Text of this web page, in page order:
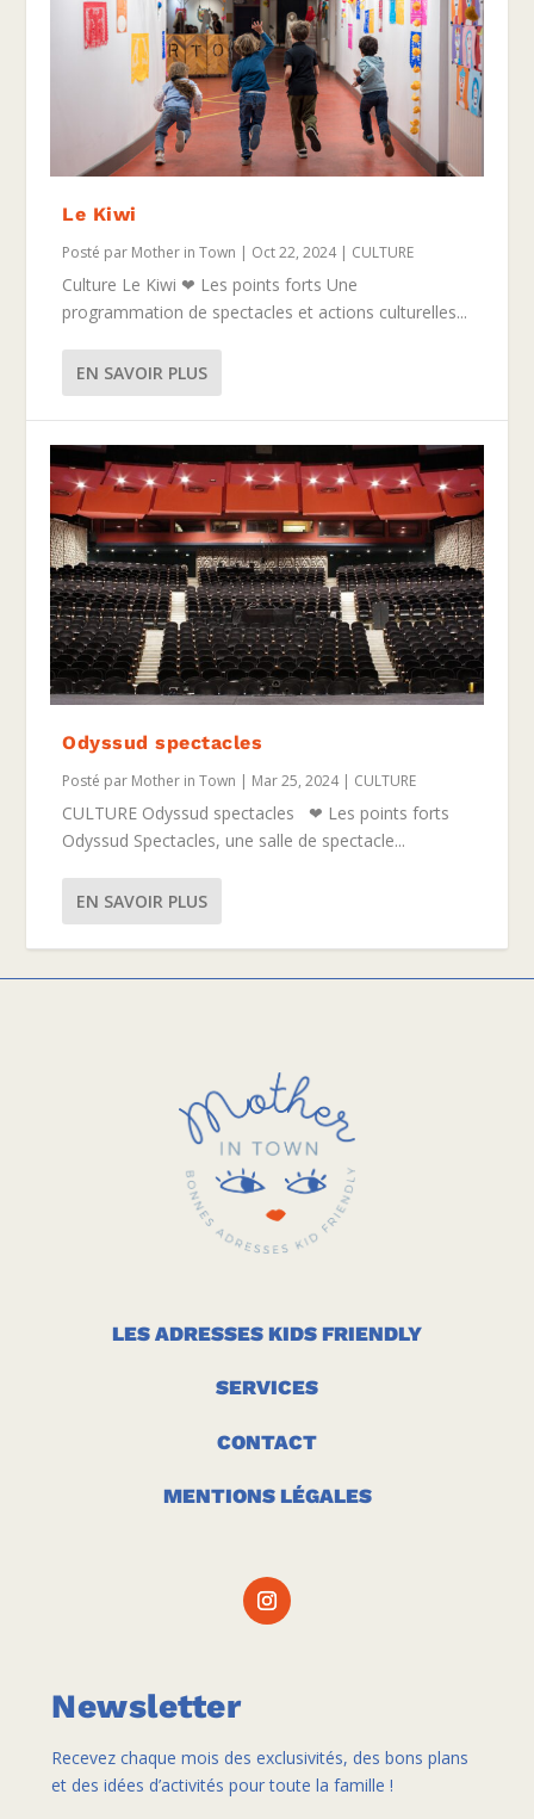
Le Kiwi
Posté par Mother in Town | Oct 22, 2024| CULTURE
Culture Le Kiwi ❤ Les points forts Une
programmation de spectacles et actions culturelles...
EN SAVOIR PLUS
Odyssud spectacles
Posté par Mother in Town | Mar 25, 2024| CULTURE
CULTURE Odyssud spectacles ❤ Les points forts
Odyssud Spectacles, une salle de spectacle...
EN SAVOIR PLUS
LES ADRESSES KIDS FRIENDLY
SERVICES
CONTACT
MENTIONS LÉGALES
Newsletter
Recevez chaque mois des exclusivités, des bons plans
et des idées d’activités pour toute la famille !